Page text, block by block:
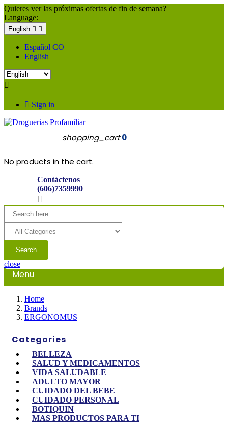
Quieres ver las próximas ofertas de fin de semana?
Language:
English  
Español CO
English

 Sign in
shopping_cart 0
No products in the cart.
Contáctenos
(606)7359990
Search
close

Menu
Home
Brands
ERGONOMUS
Categories
BELLEZA
SALUD Y MEDICAMENTOS
VIDA SALUDABLE
ADULTO MAYOR
CUIDADO DEL BEBE
CUIDADO PERSONAL
BOTIQUIN
MAS PRODUCTOS PARA TI